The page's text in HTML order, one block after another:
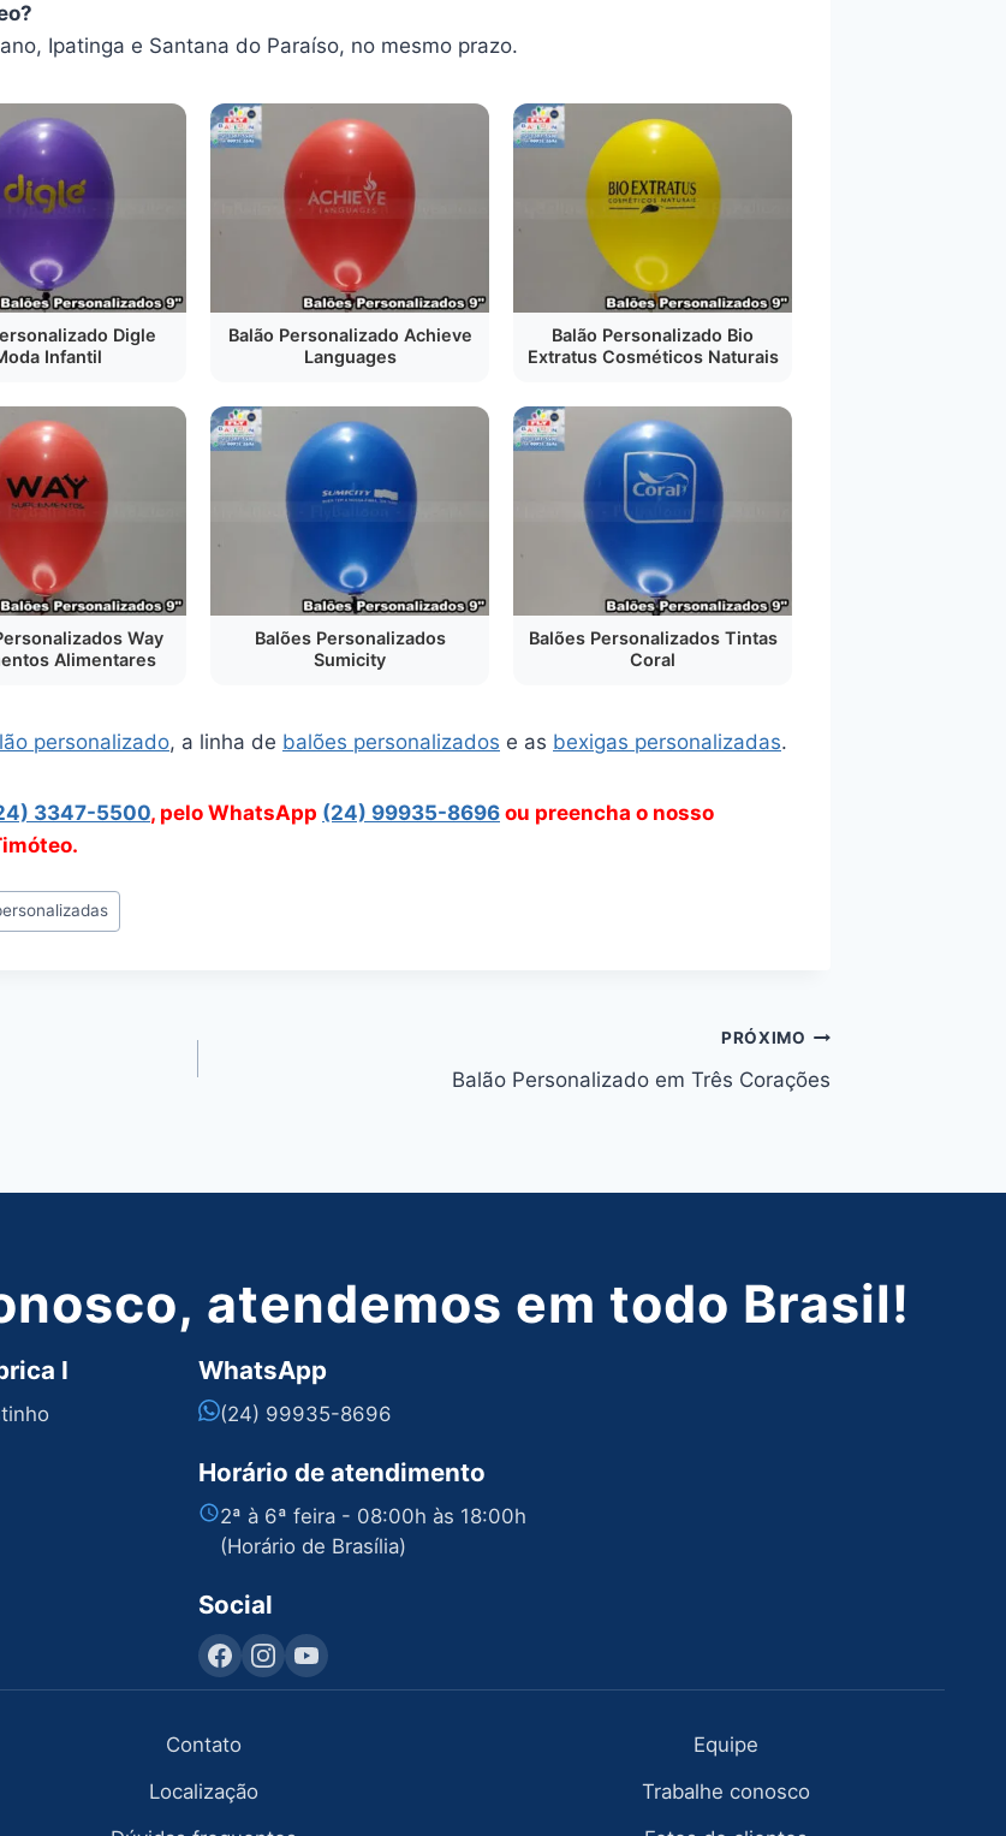
Ipatinga e Santana do Paraíso, no mesmo prazo.
Digle
Infantil
Balão Personalizado Achieve
Languages
Balão Personalizado Bio
Extratus Cosméticos Naturais
Way
Alimentares
Balões Personalizados
Sumicity
Balões Personalizados Tintas
Coral
personalizado, a linha de balões personalizados e as bexigas personalizadas.
3347-5500, pelo WhatsApp (24) 99935-8696 ou preencha o nosso
PRÓXIMO
Balão Personalizado em Três Corações
atendemos em todo Brasil!
I WhatsApp
(24) 99935-8696
Horário de atendimento
2ª à 6ª feira - 08:00h às 18:00h
(Horário de Brasília)
Social
Contato
Localização
Equipe
Trabalhe conosco